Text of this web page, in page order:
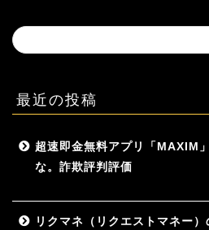
最近の投稿
超速即金無料アプリ「MAXIM
な。詐欺評判評価
リクマネ（リクエストマネー